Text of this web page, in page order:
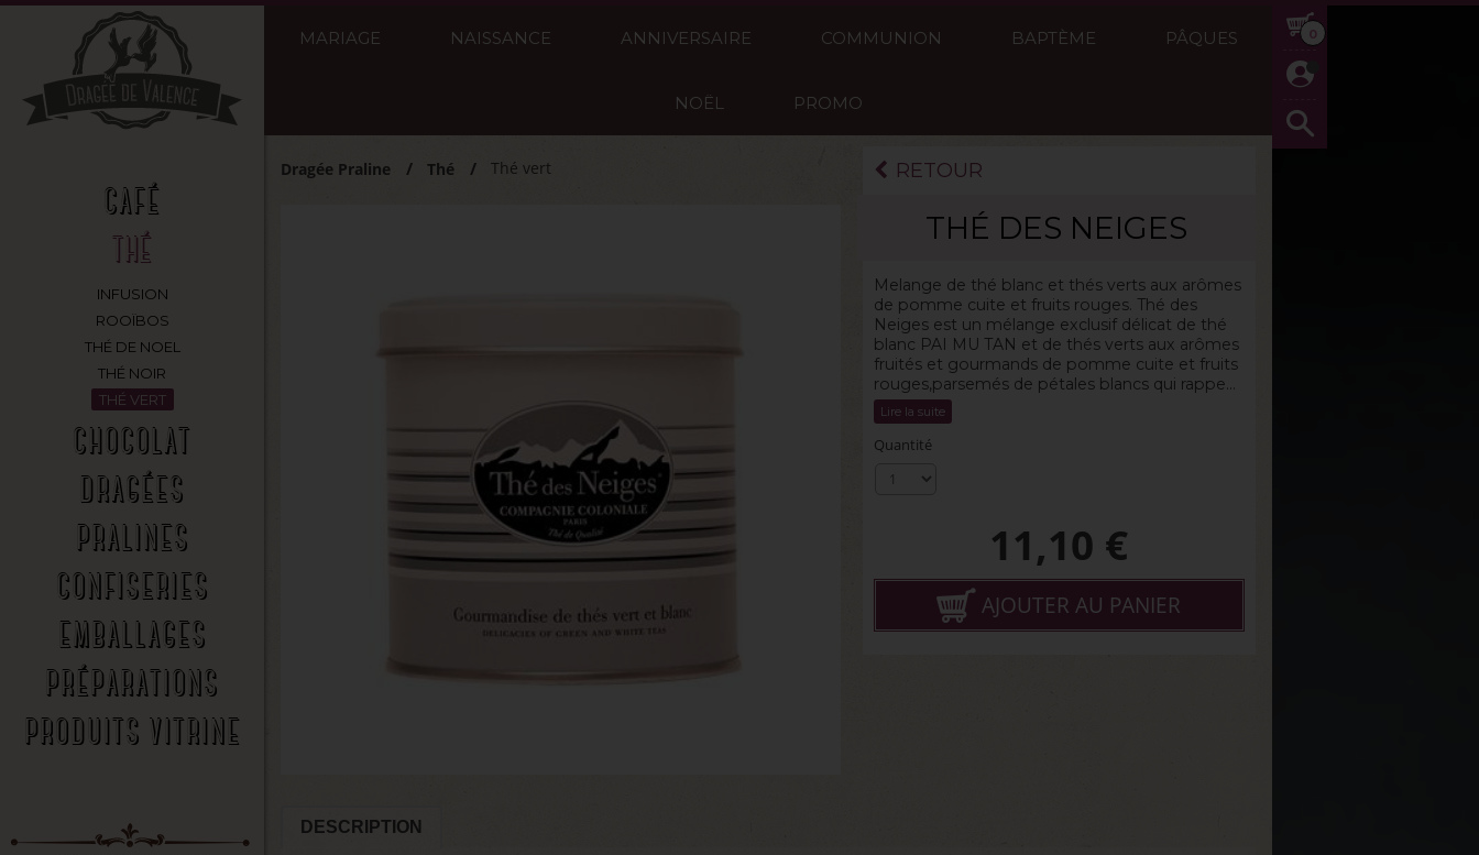
CAFÉ
THÉ
INFUSION
ROOÏBOS
THÉ DE NOEL
THÉ NOIR
THÉ VERT
CHOCOLAT
DRAGÉES
PRALINES
CONFISERIES
EMBALLAGES
PRÉPARATIONS
PRODUITS VITRINE
0
MARIAGE NAISSANCE ANNIVERSAIRE COMMUNION BAPTÈME PÂQUES
NOËL PROMO
THÉ DES NEIGES
Dragée Praline Thé Thé vert RETOUR
Melange de thé blanc et thés verts aux arômes
de pomme cuite et fruits rouges. Thé des
Neiges est un mélange exclusif délicat de thé
blanc PAI MU TAN et de thés verts aux arômes
fruités et gourmands de pomme cuite et fruits
rouges,parsemés de pétales blancs qui rappe...
Lire la suite
Quantité
11,10 €
AJOUTER AU PANIER
DESCRIPTION